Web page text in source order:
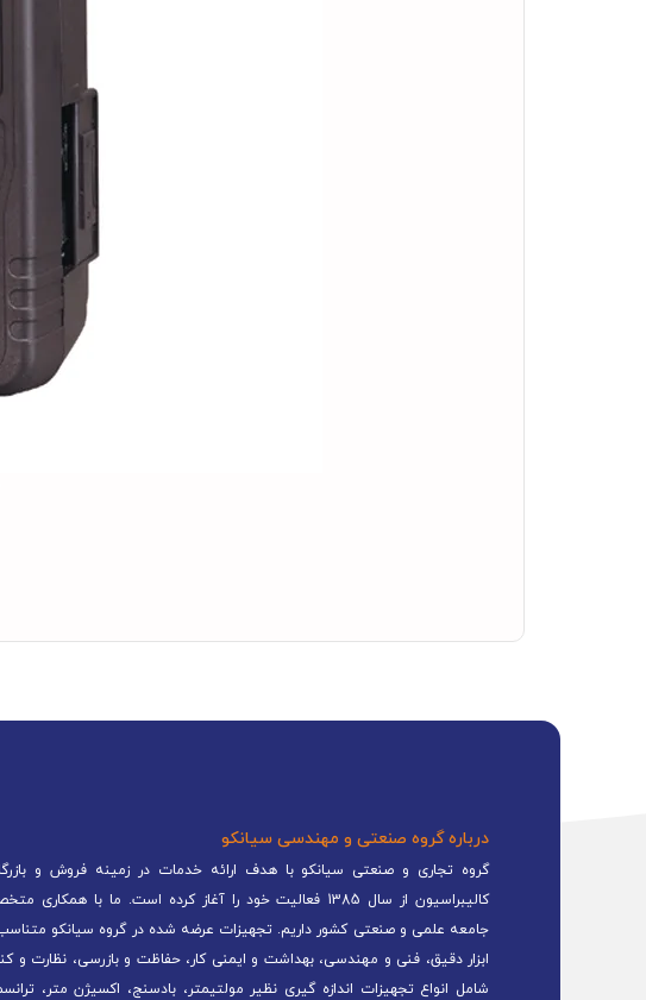
درباره گروه صنعتی و مهندسی سیانکو
گروه تجاری و صنعتی سیانکو با هدف ارائه خدمات در زمینه فروش و
کالیبراسیون از سال 1385 فعالیت خود را آغاز کرده است.
جامعه علمی و صنعتی کشور داریم. تجهیزات عرضه شده در گروه سیانکو
ابزار دقیق، فنی و مهندسی، بهداشت و ایمنی کار، حفاظت و بازرسی، نظارت
شامل انواع تجهیزات اندازه گیری نظیر مولتیمتر، بادسنج، اکسیژن متر،